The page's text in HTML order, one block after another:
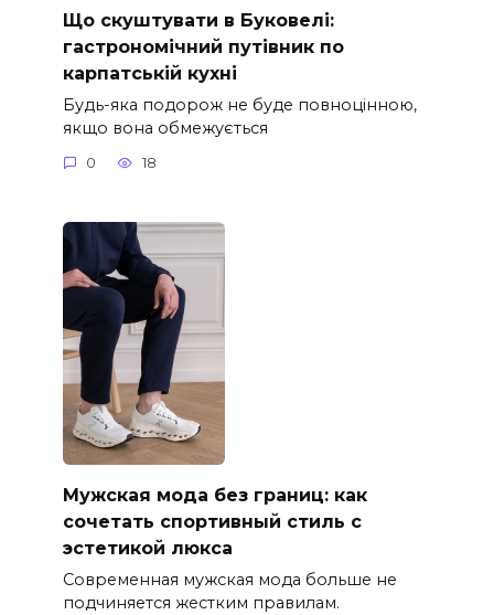
Що скуштувати в Буковелі:
гастрономічний путівник по
карпатській кухні
Будь-яка подорож не буде повноцінною,
якщо вона обмежується
0 18
Мужская мода без границ: как
сочетать спортивный стиль с
эстетикой люкса
Современная мужская мода больше не
подчиняется жестким правилам.